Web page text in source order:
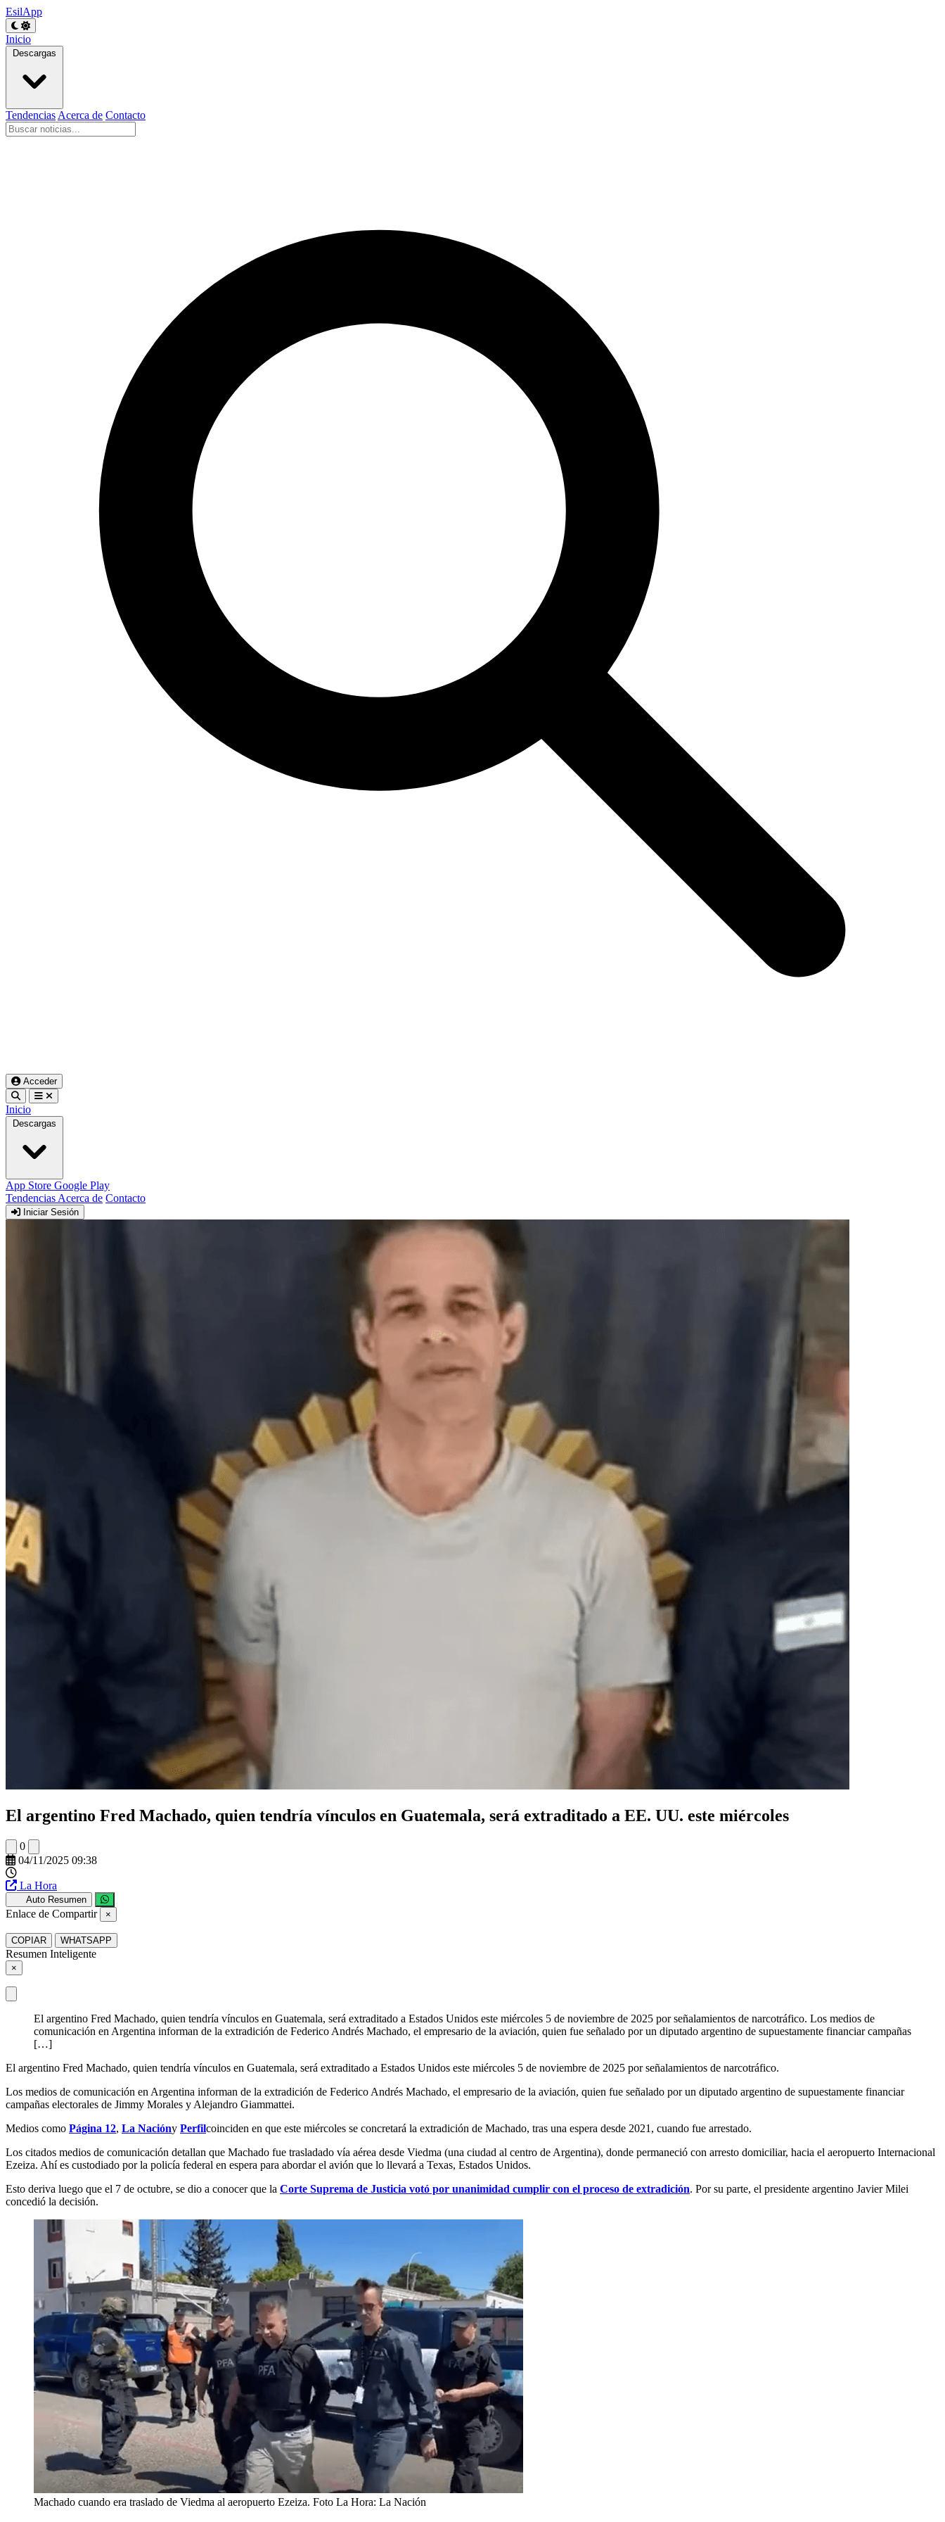
EsilApp
Inicio
Descargas
Tendencias Acerca de Contacto
Acceder
Inicio
Descargas
App Store Google Play
Tendencias Acerca de Contacto
Iniciar Sesión
El argentino Fred Machado, quien tendría vínculos en Guatemala, será extraditado a EE. UU. este miércoles
0
04/11/2025 09:38
La Hora
Auto Resumen
Enlace de Compartir ×
COPIAR WHATSAPP
Resumen Inteligente
×
El argentino Fred Machado, quien tendría vínculos en Guatemala, será extraditado a Estados Unidos este miércoles 5 de noviembre de 2025 por señalamientos de narcotráfico. Los medios de
comunicación en Argentina informan de la extradición de Federico Andrés Machado, el empresario de la aviación, quien fue señalado por un diputado argentino de supuestamente financiar campañas
[…]
El argentino Fred Machado, quien tendría vínculos en Guatemala, será extraditado a Estados Unidos este miércoles 5 de noviembre de 2025 por señalamientos de narcotráfico.
Los medios de comunicación en Argentina informan de la extradición de Federico Andrés Machado, el empresario de la aviación, quien fue señalado por un diputado argentino de supuestamente financiar
campañas electorales de Jimmy Morales y Alejandro Giammattei.
Medios como Página 12, La Nacióny Perfilcoinciden en que este miércoles se concretará la extradición de Machado, tras una espera desde 2021, cuando fue arrestado.
Los citados medios de comunicación detallan que Machado fue trasladado vía aérea desde Viedma (una ciudad al centro de Argentina), donde permaneció con arresto domiciliar, hacia el aeropuerto Internacional
Ezeiza. Ahí es custodiado por la policía federal en espera para abordar el avión que lo llevará a Texas, Estados Unidos.
Esto deriva luego que el 7 de octubre, se dio a conocer que la Corte Suprema de Justicia votó por unanimidad cumplir con el proceso de extradición. Por su parte, el presidente argentino Javier Milei
concedió la decisión.
Machado cuando era traslado de Viedma al aeropuerto Ezeiza. Foto La Hora: La Nación